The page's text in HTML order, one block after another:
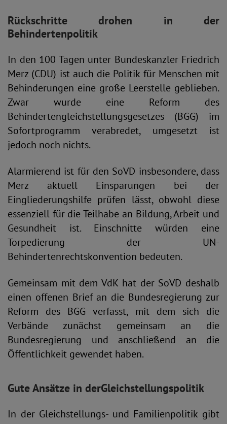
Rückschritte drohen in der
Behindertenpolitik
In den 100 Tagen unter Bundeskanzler Friedrich
Merz (CDU) ist auch die Politik für Menschen mit
Behinderungen eine große Leerstelle geblieben.
Zwar wurde eine Reform des
Behindertengleichstellungsgesetzes (BGG) im
Sofortprogramm verabredet, umgesetzt ist
jedoch noch nichts.
Alarmierend ist für den SoVD insbesondere, dass
Merz aktuell Einsparungen bei der
Eingliederungshilfe prüfen lässt, obwohl diese
essenziell für die Teilhabe an Bildung, Arbeit und
Gesundheit ist. Einschnitte würden eine
Torpedierung der UN-
Behindertenrechtskonvention bedeuten.
Gemeinsam mit dem VdK hat der SoVD deshalb
einen offenen Brief an die Bundesregierung zur
Reform des BGG verfasst, mit dem sich die
Verbände zunächst gemeinsam an die
Bundesregierung und anschließend an die
Öffentlichkeit gewendet haben.
Gute Ansätze in derGleichstellungspolitik
In der Gleichstellungs- und Familienpolitik gibt